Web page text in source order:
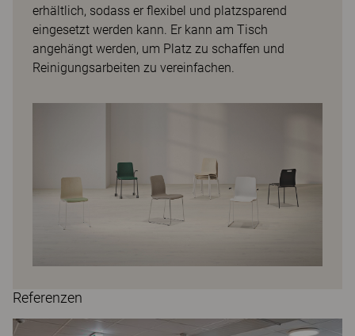
erhältlich, sodass er flexibel und platzsparend
eingesetzt werden kann. Er kann am Tisch
angehängt werden, um Platz zu schaffen und
Reinigungsarbeiten zu vereinfachen.
Referenzen